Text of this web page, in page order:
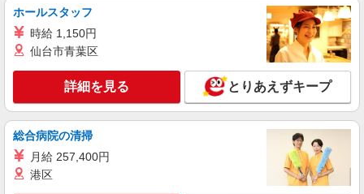
ん。残業が発生した場合は時間外手当を別途全額
支給いたします。（※月給には一律地域手当1,000
円を含みます） ※手当あり、別項目参照。 【昇
給・賞与】 ・昇給：年1回 ・賞与：年3回（決算
賞与含む／前年度実績：計4ヶ月分） 【年収例】
・400万円／入社1年目・22歳（月給25.1万円＋手
当＋賞与） ・440万円／入社3年目・25歳（月給26
万円＋手当＋賞与） ・520万円／入社7年目・30
歳・リーダー（月給27.1万円＋手当＋賞与）
〒740-0022 山口県岩国市山手町2-18-16 山手正
詳細を見る
ホールスタッフ
時給 1,150円
仙台市青葉区
詳細を見る とりあえずキープ
総合病院の清掃
月給 257,400円
港区